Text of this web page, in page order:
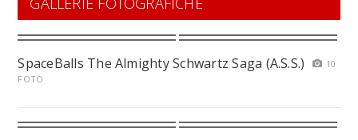
SpaceBalls The Almighty Schwartz Saga (A.S.S.)
10
FOTO